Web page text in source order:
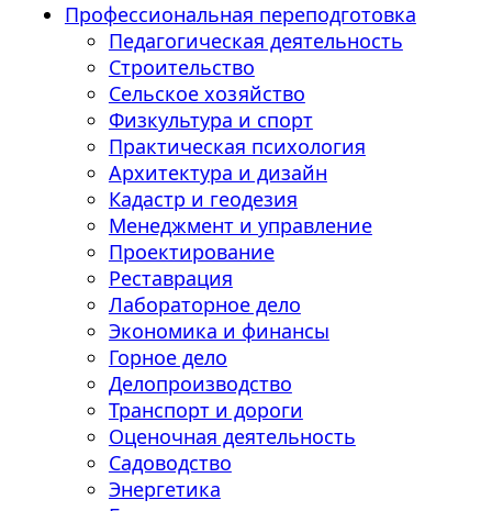
Профессиональная переподготовка
Педагогическая деятельность
Строительство
Сельское хозяйство
Физкультура и спорт
Практическая психология
Архитектура и дизайн
Кадастр и геодезия
Менеджмент и управление
Проектирование
Реставрация
Лабораторное дело
Экономика и финансы
Горное дело
Делопроизводство
Транспорт и дороги
Оценочная деятельность
Садоводство
Энергетика